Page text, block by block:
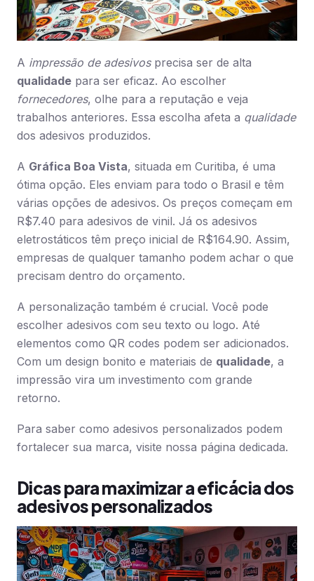
A impressão de adesivosprecisa ser de alta
qualidade para ser eficaz. Ao escolher
fornecedores, olhe para a reputação e veja
trabalhos anteriores. Essa escolha afeta a qualidade
dos adesivos produzidos.
A Gráfica Boa Vista, situada em Curitiba, é uma
ótima opção. Eles enviam para todo o Brasil e têm
várias opções de adesivos. Os preços começam em
R$7.40 para adesivos de vinil. Já os adesivos
eletrostáticos têm preço inicial de R$164.90. Assim,
empresas de qualquer tamanho podem achar o que
precisam dentro do orçamento.
A personalização também é crucial. Você pode
escolher adesivos com seu texto ou logo. Até
elementos como QR codes podem ser adicionados.
Com um design bonito e materiais de qualidade, a
impressão vira um investimento com grande
retorno.
Para saber como adesivos personalizados podem
fortalecer sua marca, visite nossa página dedicada.
Dicas para maximizar a eficácia dos
adesivos personalizados